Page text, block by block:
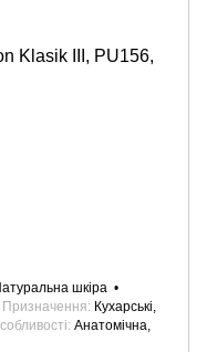
Klasik III, PU156,
шкіра
Призначення
Кухарські,
Анатомічна,